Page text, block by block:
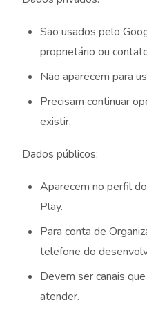
São usados pelo
proprietário ou
Não aparecem para
Precisam continuar
existir.
Dados públicos:
Aparecem no perfil
Play.
Para conta de
telefone do
Devem ser canais
atender.